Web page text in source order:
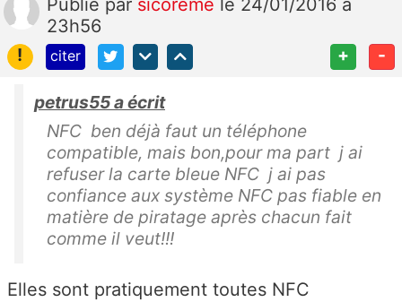
Publié par sicoreme le 24/01/2016 à
23h56
!
citer + -
petrus55 a écrit
NFC ben déjà faut un téléphone
compatible, mais bon,pour ma part j ai
refuser la carte bleue NFC j ai pas
confiance aux système NFC pas fiable en
matière de piratage après chacun fait
comme il veut!!!
Elles sont pratiquement toutes NFC